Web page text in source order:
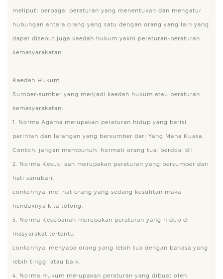
meliputi berbagai peraturan yang menentukan dan mengatur
hubungan antara orang yang satu dengan orang yang lain yang
dapat disebut juga kaedah hukum yakni peraturan-peraturan
kemasyarakatan.
Kaedah Hukum
Sumber-sumber yang menjadi kaedah hukum atau peraturan
kemasyarakatan:
1. Norma Agama merupakan peraturan hidup yang berisi
perintah dan larangan yang bersumber dari Yang Maha Kuasa.
Contoh: jangan membunuh, hormati orang tua, berdoa, dll
2. Norma Kesusilaan merupakan peraturan yang bersumber dari
hati sanubari.
contohnya: melihat orang yang sedang kesulitan maka
hendaknya kita tolong.
3. Norma Kesopanan merupakan peraturan yang hidup di
masyarakat tertentu.
contohnya: menyapa orang yang lebih tua dengan bahasa yang
lebih tinggi atau baik.
4. Norma Hukum merupakan peraturan yang dibuat oleh